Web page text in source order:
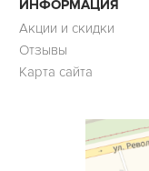
ИНФОРМАЦИЯ
Акции и скидки
Отзывы
Карта сайта